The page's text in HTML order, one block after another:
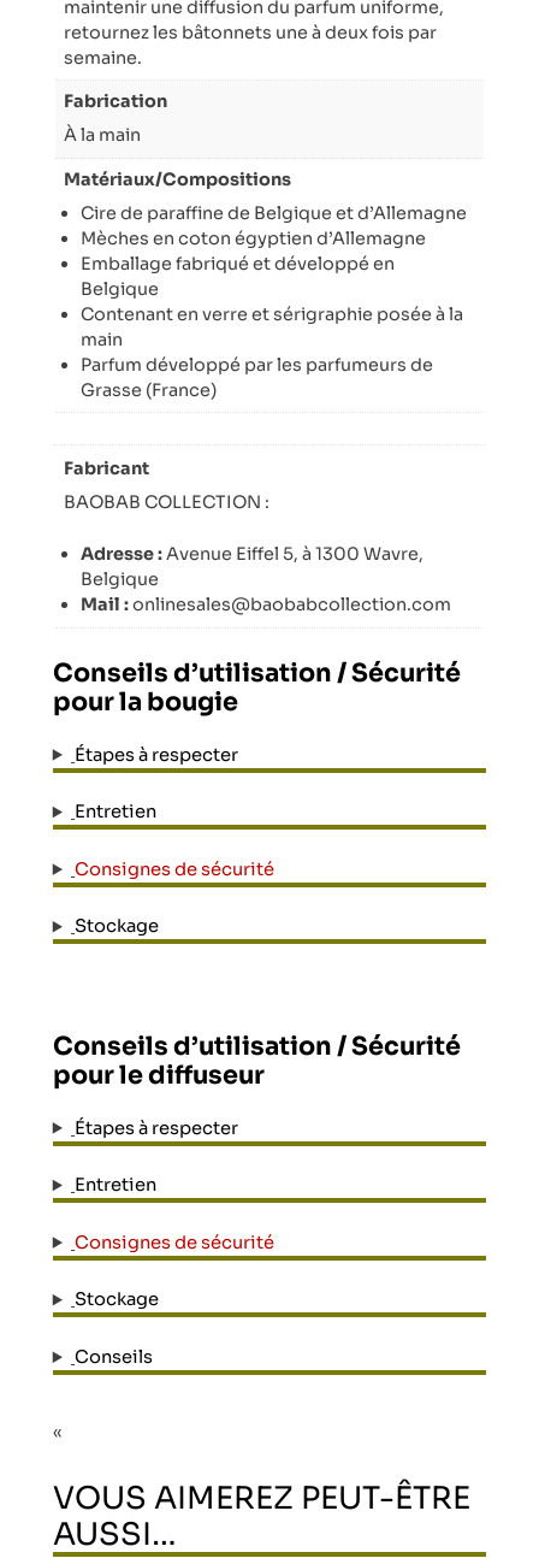
maintenir une diffusion du parfum uniforme,
retournez les bâtonnets une à deux fois par
semaine.
Fabrication
À la main
Matériaux/Compositions
Cire de paraffine de Belgique et d’Allemagne
Mèches en coton égyptien d’Allemagne
Emballage fabriqué et développé en
Belgique
Contenant en verre et sérigraphie posée à la
main
Parfum développé par les parfumeurs de
Grasse (France)
Fabricant
BAOBAB COLLECTION :
Adresse :Avenue Eiffel 5, à 1300 Wavre,
Belgique
Mail :onlinesales@baobabcollection.com
Conseils d’utilisation / Sécurité
pour la bougie
Étapes à respecter
Entretien
Consignes de sécurité
Stockage
Conseils d’utilisation / Sécurité
pour le diffuseur
Étapes à respecter
Entretien
Consignes de sécurité
Stockage
Conseils
«
VOUS AIMEREZ PEUT-ÊTRE
AUSSI…